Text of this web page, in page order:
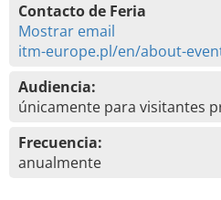
Contacto de Feria
Mostrar email
itm-europe.pl/en/about-
Audiencia:
únicamente para visitantes
Frecuencia:
anualmente